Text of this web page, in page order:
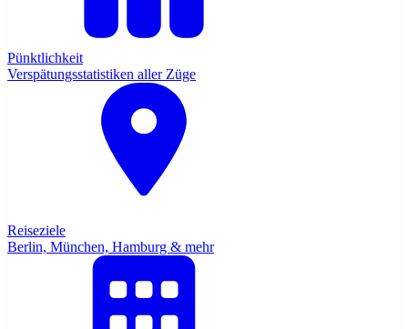
Pünktlichkeit
Verspätungsstatistiken aller Züge
Reiseziele
Berlin, München, Hamburg & mehr